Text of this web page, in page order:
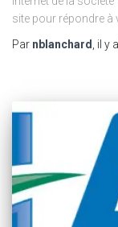
site pour répondre à
Par nblanchard , il y a